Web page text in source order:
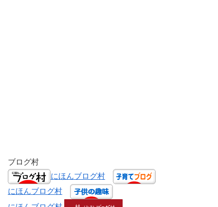
ブログ村
にほんブログ村
にほんブログ村